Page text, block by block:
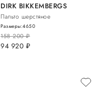
DIRK BIKKEMBERGS
Пальто шерстяное
158 200руб.
94 920 руб.
Размеры:4650